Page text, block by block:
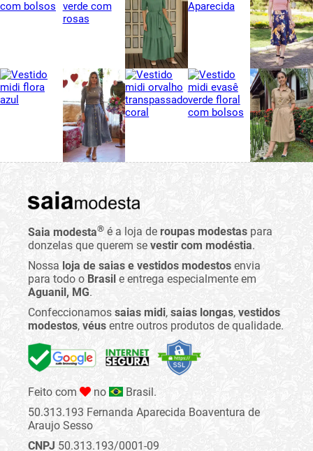
Saia modesta® é a loja de roupas modestas para
donzelas que querem se vestir com modéstia.
Nossa loja de saias e vestidos modestos envia
para todo o Brasil e entrega especialmente em
Aguanil, MG.
Confeccionamos saias midi, saias longas, vestidos
modestos, véus entre outros produtos de qualidade.
Feito com no
Brasil.
50.313.193 Fernanda Aparecida Boaventura de
Araujo Sesso
CNPJ 50.313.193/0001-09